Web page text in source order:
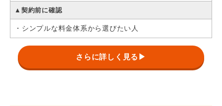
二重術切開法（プレミアム）
スーパーナチュラル目頭切開
239,800円 1年間
スーパーナチュラル目尻切開
▲契約前に確認
・シンプルな料金体系から選びたい人
さらに詳しく見る▶